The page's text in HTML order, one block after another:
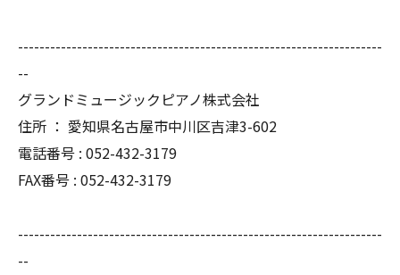
--------------------------------------------------------------------
--
グランドミュージックピアノ株式会社
住所 ： 愛知県名古屋市中川区吉津3-602
電話番号 : 052-432-3179
FAX番号 : 052-432-3179
--------------------------------------------------------------------
--